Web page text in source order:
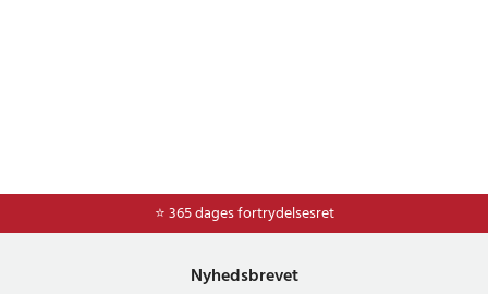
⭐ 365 dages fortrydelsesret
⭐ Nem og sikker betaling med mobilepay og dankort
Nyhedsbrevet